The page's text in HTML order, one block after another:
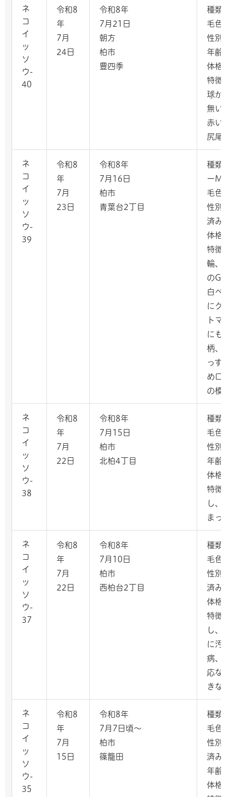
ネ
コ
イ
ッ
ソ
ウ-
40
令和8
年
7月
24日
令和8年
7月21日
朝方
柏市
豊四季
種類
毛色
性別
年齢
体格
特徴
球が
無い
赤い
尻尾
ネ
コ
イ
ッ
ソ
ウ-
39
令和8
年
7月
23日
令和8年
7月16日
柏市
青葉台2丁目
種類
ー
毛色
性別
済み
体格
特徴
輪、
の
白ベ
にグ
ト
にも
柄、
っす
め口
の模
ネ
コ
イ
ッ
ソ
ウ-
38
令和8
年
7月
22日
令和8年
7月15日
柏市
北柏4丁目
種類
毛色
性別
年齢
体格
特徴
し、
まっ
ネ
コ
イ
ッ
ソ
ウ-
37
令和8
年
7月
22日
令和8年
7月10日
柏市
西柏台2丁目
種類
毛色
性別
済み
体格
特徴
し、
に汚
病、
応な
きな
ネ
コ
イ
ッ
ソ
ウ-
35
令和8
年
7月
15日
令和8年
7月7日頃～
柏市
篠籠田
種類
毛色
性別
済み
年齢
体格